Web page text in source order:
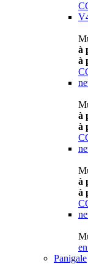
à
à
à
à
à
à
Panigale